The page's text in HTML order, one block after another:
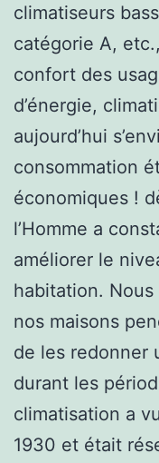
climatiseurs
catégorie A,
confort des
d’énergie,
aujourd’hui
consommation
économiques !
l’Homme a
améliorer le
habitation.
nos maisons
de les redonner
durant les
climatisation a
1930 et était